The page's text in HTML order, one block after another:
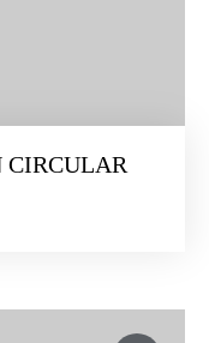
CIRCULAR